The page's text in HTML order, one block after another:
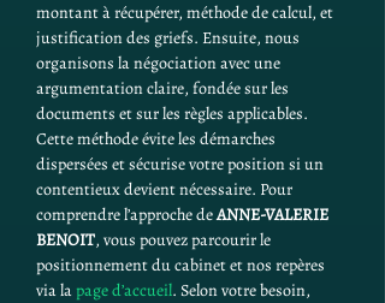
montant à récupérer, méthode de calcul, et
justification des griefs. Ensuite, nous
organisons la négociation avec une
argumentation claire, fondée sur les
documents et sur les règles applicables.
Cette méthode évite les démarches
dispersées et sécurise votre position si un
contentieux devient nécessaire. Pour
comprendre l’approche de ANNE-VALERIE
BENOIT, vous pouvez parcourir le
positionnement du cabinet et nos repères
via la page d’accueil. Selon votre besoin,